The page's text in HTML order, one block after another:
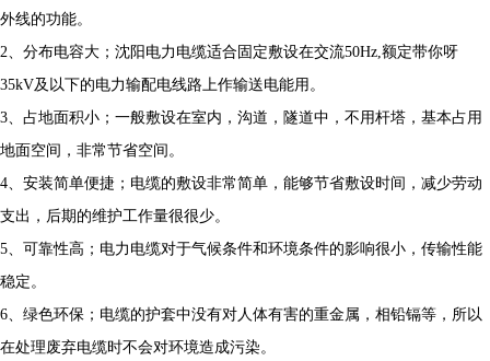
外线的功能。
2、分布电容大；沈阳电力电缆适合固定敷设在交流50Hz, 额定带你呀
35kV及以下的电力输配电线路上作输送电能用。
3 、占地面积小；一般敷设在室内，沟道，隧道中，不用杆塔，基本占用
地面空间，非常节省空间。
4 、安装简单便捷；电缆的敷设非常简单，能够节省敷设时间，减少劳动
支出，后期的维护工作量很很少。
5 、可靠性高；电力电缆对于气候条件和环境条件的影响很小，传输性能
稳定。
6 、绿色环保；电缆的护套中没有对人体有害的重金属，相铅镉等，所以
在处理废弃电缆时不会对环境造成污染。